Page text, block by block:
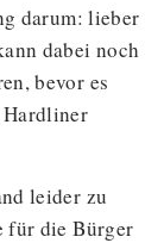
darum: lieber
dabei noch
bevor es
Hardliner
leider zu
für die Bürger